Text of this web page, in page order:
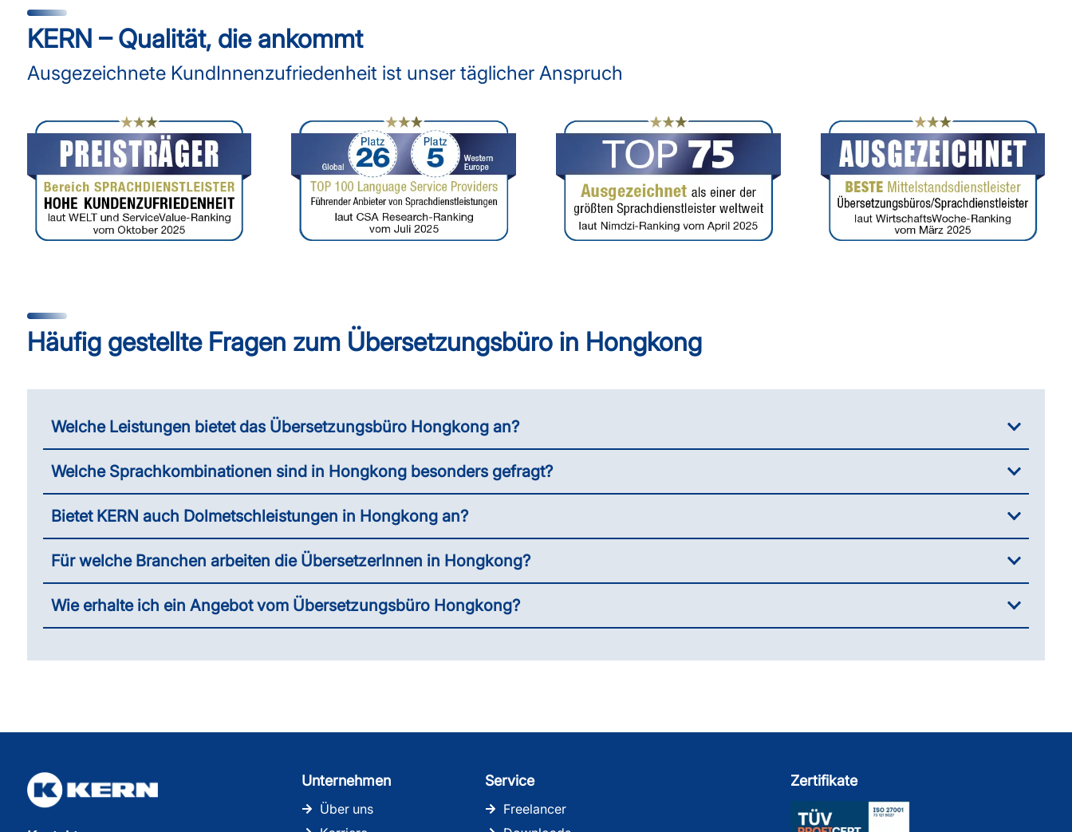
KERN – Qualität, die ankommt
Ausgezeichnete KundInnenzufriedenheit ist unser täglicher Anspruch
Häufig gestellte Fragen zum Übersetzungsbüro in Hongkong
Welche Leistungen bietet das Übersetzungsbüro Hongkong an?
Welche Sprachkombinationen sind in Hongkong besonders gefragt?
Bietet KERN auch Dolmetschleistungen in Hongkong an?
Für welche Branchen arbeiten die ÜbersetzerInnen in Hongkong?
Wie erhalte ich ein Angebot vom Übersetzungsbüro Hongkong?
Unternehmen
Über uns
Service
Freelancer
Zertifikate